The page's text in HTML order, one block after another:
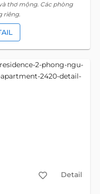
thơ mộng. Các phòng
riêng.
Detail